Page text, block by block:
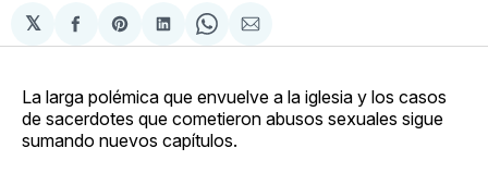
𝕏
Compartir
en
Share
on
Compartir
en
Share
on
Compartir
via
La larga polémica que envuelve a la iglesia y los casos
de sacerdotes que cometieron abusos sexuales sigue
sumando nuevos capítulos.